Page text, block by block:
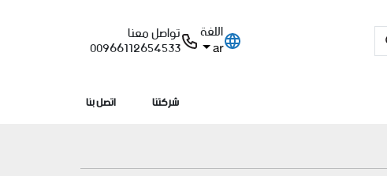
اللغة
ar تواصل معنا
00966112654533
شركتنا اتصل بنا